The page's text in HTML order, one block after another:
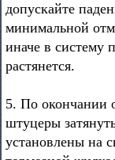
допускайте
минимальной
иначе в систему
растянется.
5. По окончании
штуцеры
установлены на